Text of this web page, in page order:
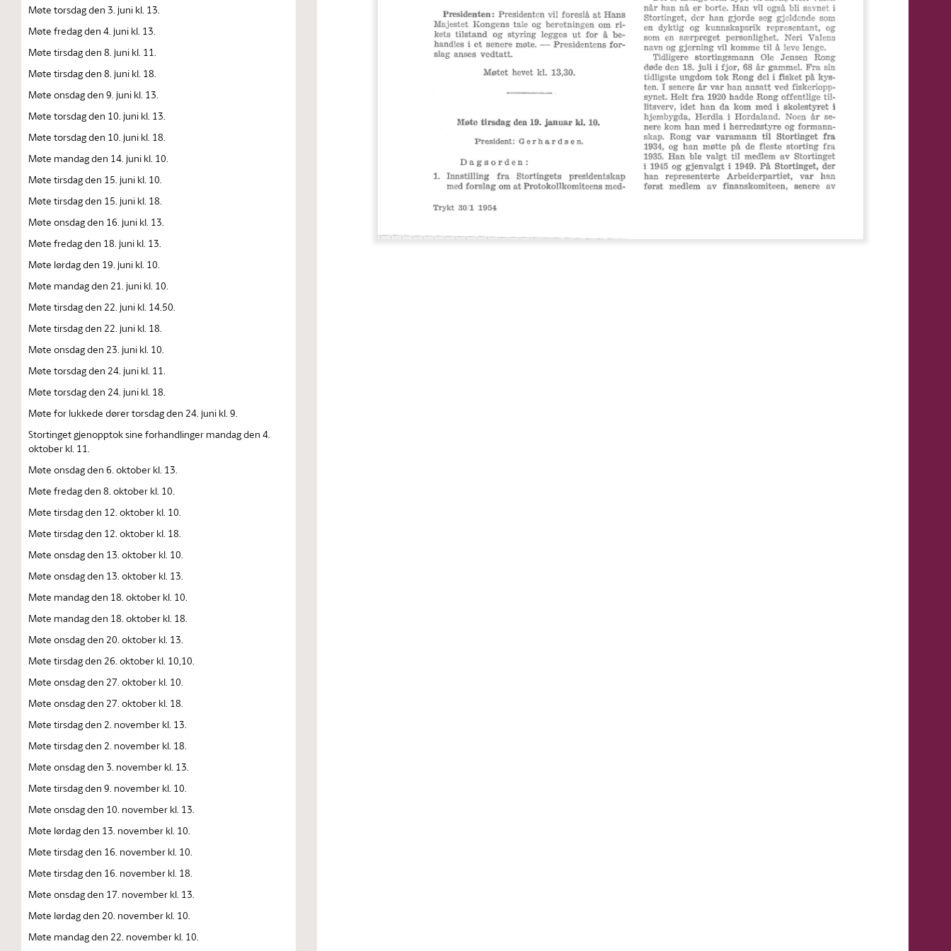
Møte torsdag den 3. juni kl. 13.
Møte fredag den 4. juni kl. 13.
Møte tirsdag den 8. juni kl. 11.
Møte tirsdag den 8. juni kl. 18.
Møte onsdag den 9. juni kl. 13.
Møte torsdag den 10. juni kl. 13.
Møte torsdag den 10. juni kl. 18.
Møte mandag den 14. juni kl. 10.
Møte tirsdag den 15. juni kl. 10.
Møte tirsdag den 15. juni kl. 18.
Møte onsdag den 16. juni kl. 13.
Møte fredag den 18. juni kl. 13.
Møte lørdag den 19. juni kl. 10.
Møte mandag den 21. juni kl. 10.
Møte tirsdag den 22. juni kl. 14.50.
Møte tirsdag den 22. juni kl. 18.
Møte onsdag den 23. juni kl. 10.
Møte torsdag den 24. juni kl. 11.
Møte torsdag den 24. juni kl. 18.
Møte for lukkede dører torsdag den 24. juni kl. 9.
Stortinget gjenopptok sine forhandlinger mandag den 4.
oktober kl. 11.
Møte onsdag den 6. oktober kl. 13.
Møte fredag den 8. oktober kl. 10.
Møte tirsdag den 12. oktober kl. 10.
Møte tirsdag den 12. oktober kl. 18.
Møte onsdag den 13. oktober kl. 10.
Møte onsdag den 13. oktober kl. 13.
Møte mandag den 18. oktober kl. 10.
Møte mandag den 18. oktober kl. 18.
Møte onsdag den 20. oktober kl. 13.
Møte tirsdag den 26. oktober kl. 10,10.
Møte onsdag den 27. oktober kl. 10.
Møte onsdag den 27. oktober kl. 18.
Møte tirsdag den 2. november kl. 13.
Møte tirsdag den 2. november kl. 18.
Møte onsdag den 3. november kl. 13.
Møte tirsdag den 9. november kl. 10.
Møte onsdag den 10. november kl. 13.
Møte lørdag den 13. november kl. 10.
Møte tirsdag den 16. november kl. 10.
Møte tirsdag den 16. november kl. 18.
Møte onsdag den 17. november kl. 13.
Møte lørdag den 20. november kl. 10.
Møte mandag den 22. november kl. 10.